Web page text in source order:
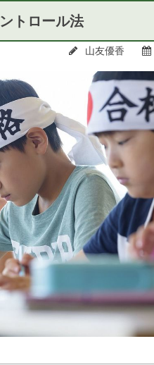
トロール法
山友優香